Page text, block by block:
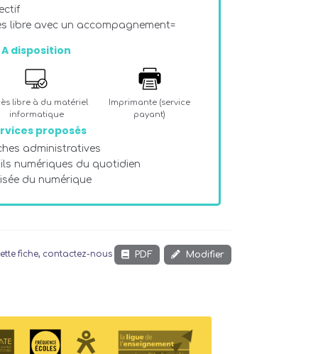
libre avec un accompagnement=
A disposition
libre à du matériel
informatique
Imprimante (service
payant)
proposés
administratives
numériques du quotidien
du numérique
fiche, contactez-nous PDF Modifier